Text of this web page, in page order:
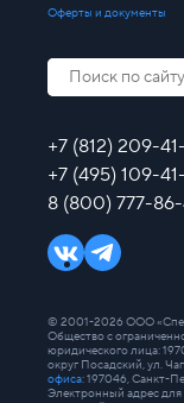
Оферты и документы
+7 (812) 209-
+7 (495) 109-
8 (800) 777-
© 2001-2026 ООО
Общество с
юридического лица:
округ Посадский, ул.
офиса: 197046, Санкт-
Электронный адрес